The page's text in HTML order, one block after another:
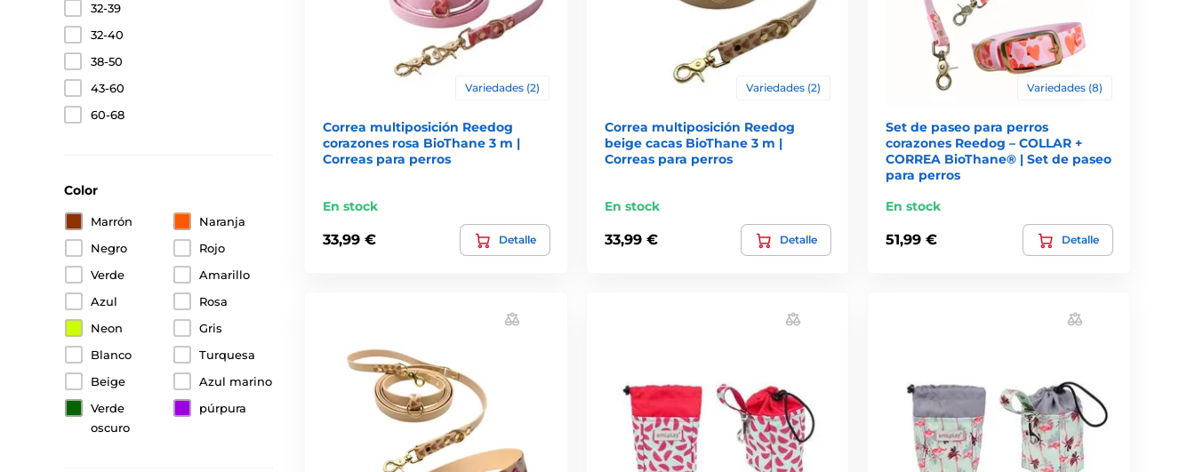
32-39
32-40
38-50
43-60
60-68
Color
Marrón
Naranja
Negro
Rojo
Verde
Amarillo
Azul
Rosa
Neon
Gris
Blanco
Turquesa
Beige
Azul marino
Verde
oscuro
púrpura
Variedades (2)
Correa multiposición Reedog
corazones rosa BioThane 3 m |
Correas para perros
En stock
33,99 € Detalle
Variedades (2)
Correa multiposición Reedog
beige cacas BioThane 3 m |
Correas para perros
En stock
33,99 € Detalle
Variedades (8)
Set de paseo para perros
corazones Reedog – COLLAR +
CORREA BioThane® | Set de paseo
para perros
En stock
51,99 € Detalle